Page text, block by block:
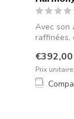
Avec son
raffinées,
€392,00
Prix